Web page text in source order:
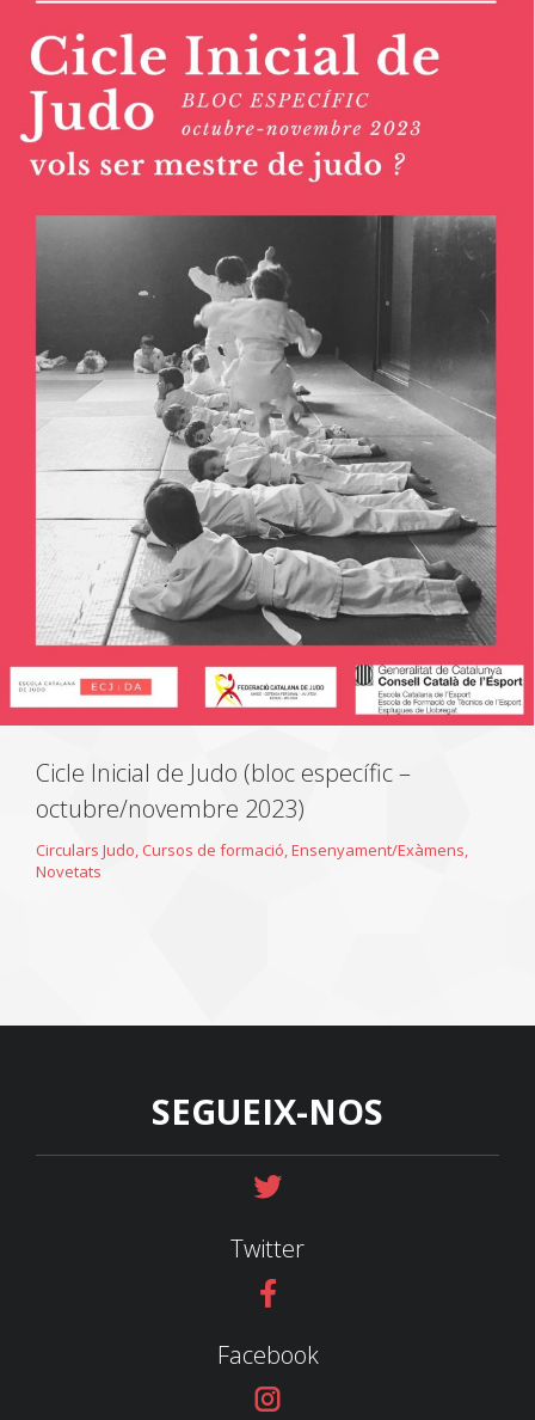
Cicle Inicial de Judo (bloc específic –
octubre/novembre 2023)
Circulars Judo,Cursos de formació,Ensenyament/Exàmens,
Novetats
SEGUEIX-NOS
Twitter
Facebook